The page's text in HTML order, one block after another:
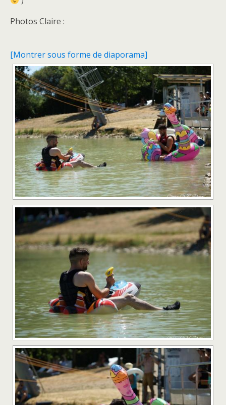
Photos Claire :
[Montrer sous forme de diaporama]